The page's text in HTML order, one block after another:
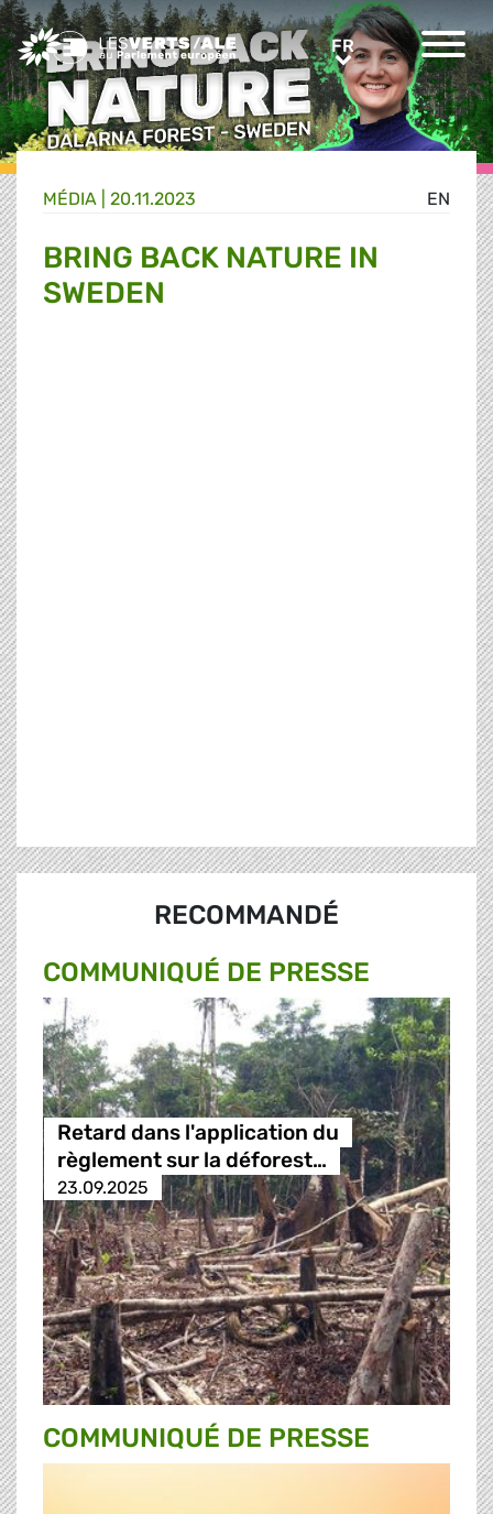
Greens/EFA Home FRFR
EN
MÉDIA 20.11.2023
BRING BACK NATURE IN
SWEDEN
RECOMMANDÉ
COMMUNIQUÉ DE PRESSE
Retard dans l'application du
règlement sur la déforest…
23.09.2025
COMMUNIQUÉ DE PRESSE